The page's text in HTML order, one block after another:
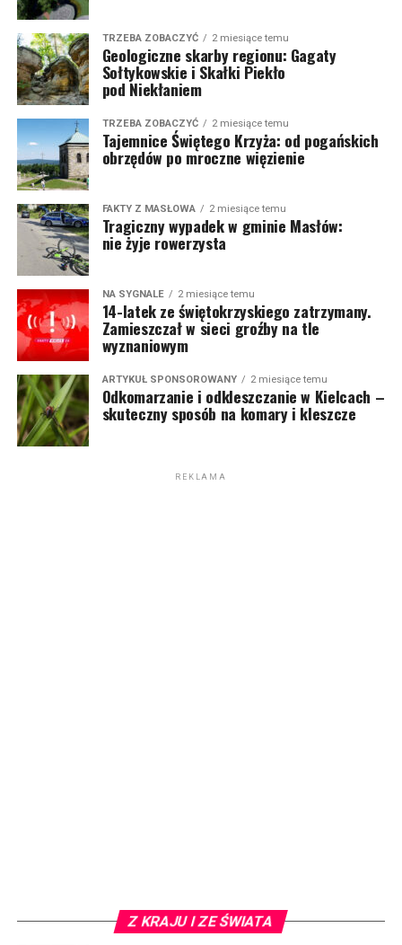
TRZEBA ZOBACZYĆ 2 miesiące temu
Geologiczne skarby regionu: Gagaty
Sołtykowskie i Skałki Piekło
pod Niekłaniem
TRZEBA ZOBACZYĆ 2 miesiące temu
Tajemnice Świętego Krzyża: od pogańskich
obrzędów po mroczne więzienie
FAKTY Z MASŁOWA 2 miesiące temu
Tragiczny wypadek w gminie Masłów:
nie żyje rowerzysta
NA SYGNALE 2 miesiące temu
14-latek ze świętokrzyskiego zatrzymany.
Zamieszczał w sieci groźby na tle
wyznaniowym
ARTYKUŁ SPONSOROWANY 2 miesiące temu
Odkomarzanie i odkleszczanie w Kielcach –
skuteczny sposób na komary i kleszcze
REKLAMA
Z KRAJU I ZE ŚWIATA